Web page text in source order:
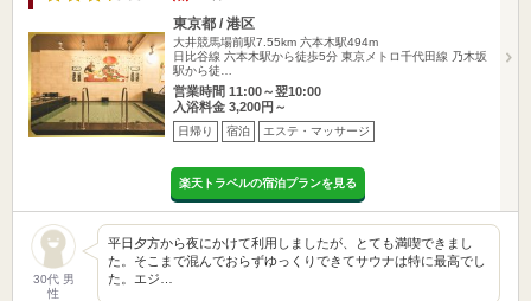
東京都 / 港区
大井競馬場前駅7.55km 六本木駅494m
日比谷線 六本木駅から徒歩5分 東京メトロ千代田線 乃木坂
駅から徒…
営業時間 11:00～翌10:00
入浴料金 3,200円～
日帰り 宿泊 エステ・マッサージ
楽天トラベルの宿泊プランを見る
30代 男
性
平日夕方から夜にかけて利用しましたが、とても満喫できまし
た。そこまで混んでおらずゆっくりできてサウナは特に最高でし
た。エジ…